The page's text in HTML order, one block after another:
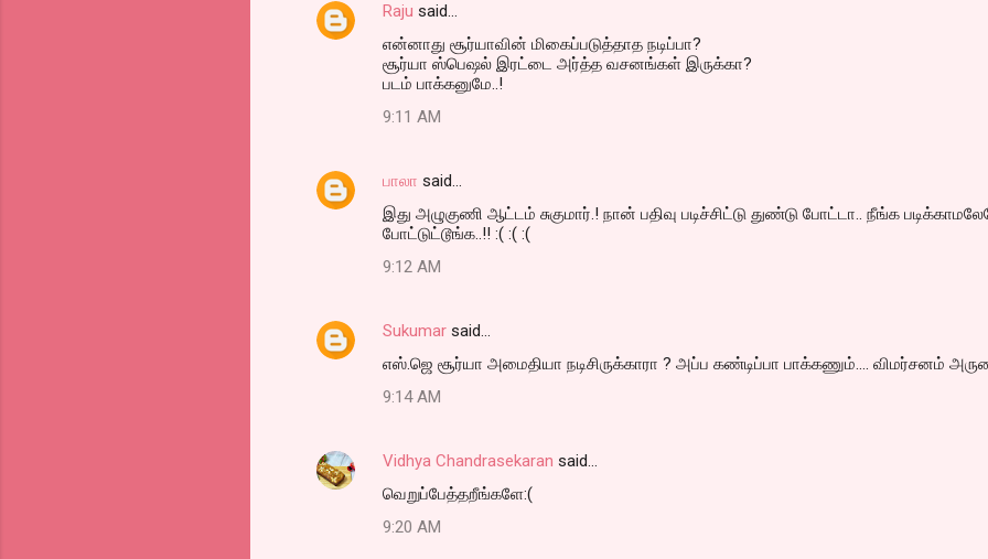
Raju said…
என்னாது சூர்யாவின் மிகைப்படுத்தாத நடிப்பா?
சூர்யா ஸ்பெஷல் இரட்டை அர்த்த வசனங்கள் இருக்கா?
படம் பாக்கனுமே..!
9:11 AM
பாலா said…
இது அழுகுணி ஆட்டம் சுகுமார்.! நான் பதிவு படிச்சிட்டு துண்டு போட்டா.. நீங்க
போட்டுட்டூங்க..!! :( :( :(
9:12 AM
Sukumar said…
எஸ்.ஜெ சூர்யா அமைதியா நடிசிருக்காரா ? அப்ப கண்டிப்பா பாக்கணும்.... விமர்சனம்
9:14 AM
Vidhya Chandrasekaran said…
வெறுப்பேத்தறீங்களே:(
9:20 AM